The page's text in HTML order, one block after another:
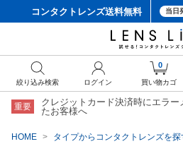
コンタクトレンズ送料無料 当日
重要
クレジットカード決済時にエラ
たお客様へ
HOME タイプからコンタクトレンズを探
絞り込み検索 ログイン
0
買い物カゴ
クーポン